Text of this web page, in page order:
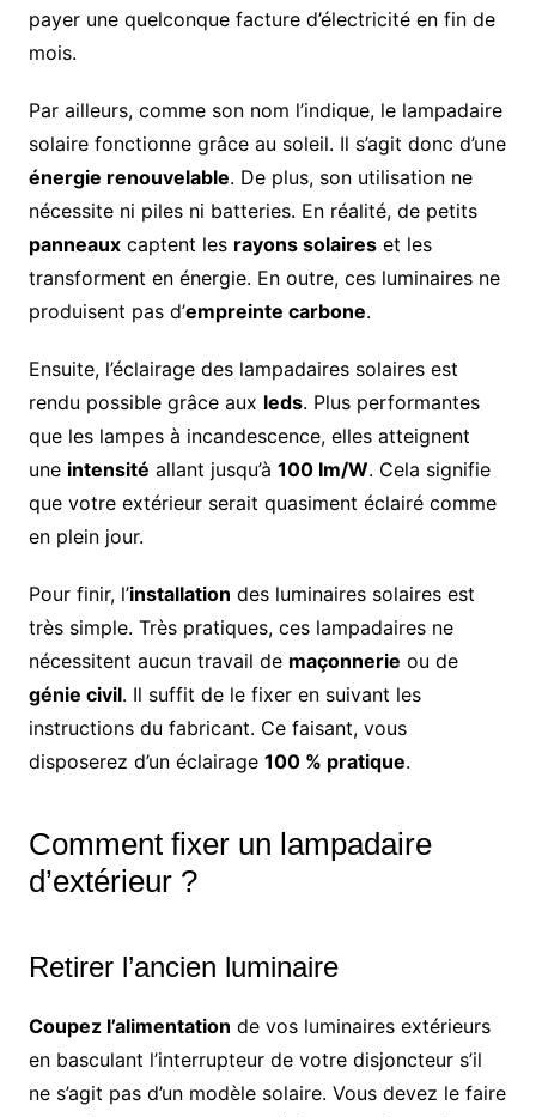
payer une quelconque facture d’électricité en fin de
mois.
Par ailleurs, comme son nom l’indique, le lampadaire
solaire fonctionne grâce au soleil. Il s’agit donc d’une
énergie renouvelable. De plus, son utilisation ne
nécessite ni piles ni batteries. En réalité, de petits
panneauxcaptent les rayons solaireset les
transforment en énergie. En outre, ces luminaires ne
produisent pas d’empreinte carbone.
Ensuite, l’éclairage des lampadaires solaires est
rendu possible grâce aux leds. Plus performantes
que les lampes à incandescence, elles atteignent
une intensité allant jusqu’à 100 Im/W. Cela signifie
que votre extérieur serait quasiment éclairé comme
en plein jour.
Pour finir, l’installation des luminaires solaires est
très simple. Très pratiques, ces lampadaires ne
nécessitent aucun travail de maçonnerie ou de
génie civil. Il suffit de le fixer en suivant les
instructions du fabricant. Ce faisant, vous
disposerez d’un éclairage 100 % pratique.
Comment fixer un lampadaire
d’extérieur ?
Retirer l’ancien luminaire
Coupez l’alimentation de vos luminaires extérieurs
en basculant l’interrupteur de votre disjoncteur s’il
ne s’agit pas d’un modèle solaire. Vous devez le faire